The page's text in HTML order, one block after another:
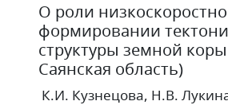
О роли
формировании
структуры земной
Саянская область)
К.И. Кузнецова, Н.В.